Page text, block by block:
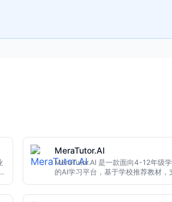
MeraTutor.AI
MeraTutor.AI 是一款面向4-12年级
的AI学习平台，基于学校推荐教材，